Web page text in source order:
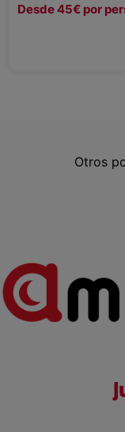
Desde 45€ por
Otros